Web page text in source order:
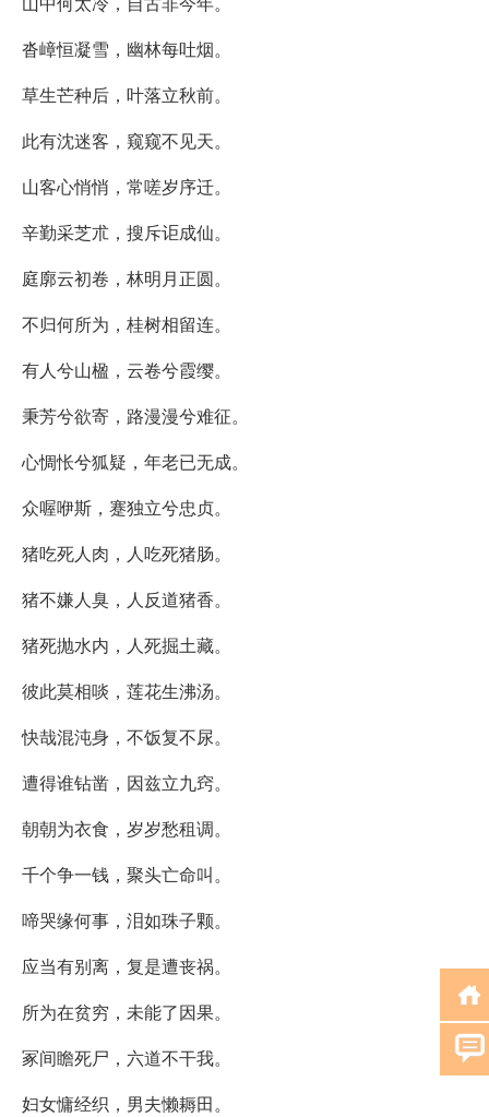
沓嶂恒凝雪，幽林每吐烟。
草生芒种后，叶落立秋前。
此有沈迷客，窥窥不见天。
山客心悄悄，常嗟岁序迁。
辛勤采芝朮，搜斥讵成仙。
庭廓云初卷，林明月正圆。
不归何所为，桂树相留连。
有人兮山楹，云卷兮霞缨。
秉芳兮欲寄，路漫漫兮难征。
心惆怅兮狐疑，年老已无成。
众喔咿斯，蹇独立兮忠贞。
猪吃死人肉，人吃死猪肠。
猪不嫌人臭，人反道猪香。
猪死抛水内，人死掘土藏。
彼此莫相啖，莲花生沸汤。
快哉混沌身，不饭复不尿。
遭得谁钻凿，因兹立九窍。
朝朝为衣食，岁岁愁租调。
千个争一钱，聚头亡命叫。
啼哭缘何事，泪如珠子颗。
应当有别离，复是遭丧祸。
所为在贫穷，未能了因果。
冢间瞻死尸，六道不干我。
妇女慵经织，男夫懒耨田。